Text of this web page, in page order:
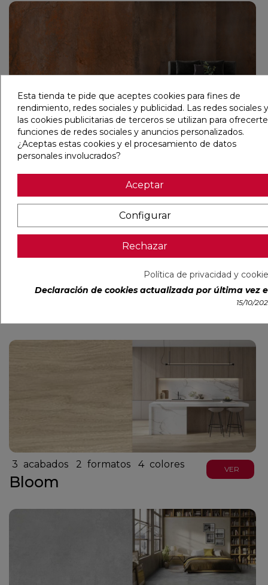
acabado 1 formato 1 color
Beam
VER
acabados 3 formatos 7 colores VER
3 acabados 2 formatos 4 colores
Bloom
VER
Esta tienda te pide que aceptes cookies para fines de
rendimiento, redes sociales y publicidad. Las redes sociales y
las cookies publicitarias de terceros se utilizan para ofrecerte
funciones de redes sociales y anuncios personalizados.
¿Aceptas estas cookies y el procesamiento de datos
personales involucrados?
Aceptar
Configurar
Rechazar
Política de privacidad y
Declaración de cookies actualizada por última vez
15/10/